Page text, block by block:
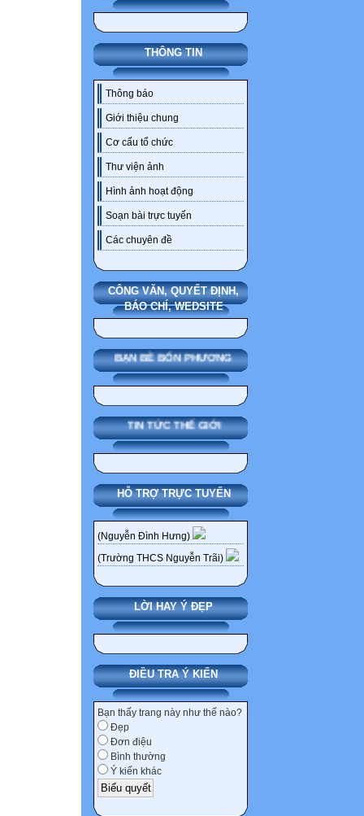
THÔNG TIN
Thông báo
Giới thiệu chung
Cơ cấu tổ chức
Thư viện ảnh
Hình ảnh hoạt động
Soạn bài trực tuyến
Các chuyên đề
CÔNG VĂN, QUYẾT ĐỊNH,
BÁO CHÍ, WEDSITE
BẠN BÈ BỐN PHƯƠNG
TIN TỨC THẾ GIỚI
HỖ TRỢ TRỰC TUYẾN
(Nguyễn Đình Hưng)
(Trường THCS Nguyễn Trãi)
LỜI HAY Ý ĐẸP
ĐIỀU TRA Ý KIẾN
Bạn thấy trang này như thế nào?
Đẹp
Đơn điệu
Bình thường
Ý kiến khác